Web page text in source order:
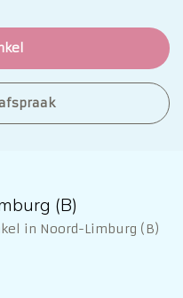
(B)
in Noord-Limburg (B)